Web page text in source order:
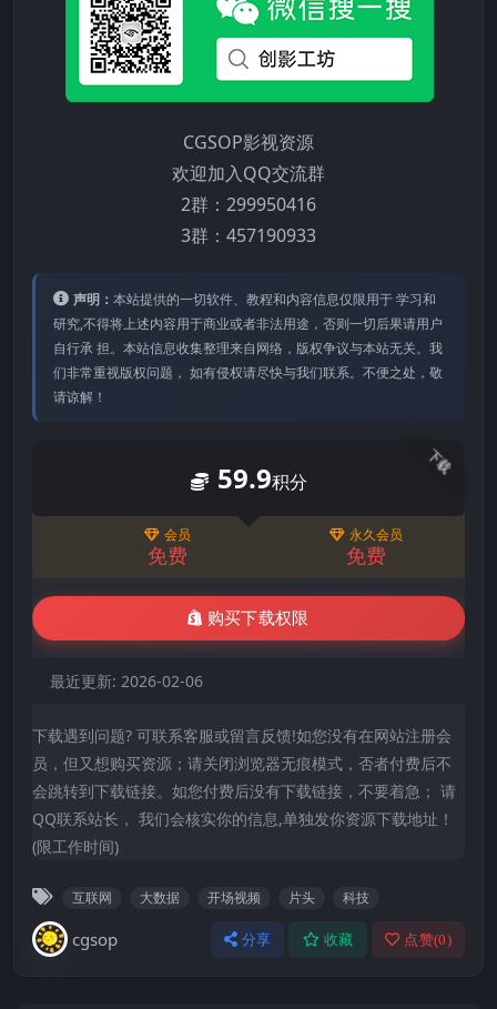
CGSOP影视资源
欢迎加入QQ交流群
2群：299950416
3群：457190933
声明： 本站提供的⼀切软件、教程和内容信息仅限⽤于 学习和
研究,不得将上述内容⽤于商业或者⾮法⽤途，否则⼀切后果请⽤户
⾃⾏承 担。本站信息收集整理来⾃⽹络，版权争议与本站⽆关。我
们⾮常重视版权问题， 如有侵权请尽快与我们联系。不便之处，敬
请谅解！
下载
59.9积分
会员
免费
永久会员
免费
购买下载权限
最近更新: 2026-02-06
下载遇到问题? 可联系客服或留言反馈!如您没有在网站注册会
员，但又想购买资源；请关闭浏览器无痕模式，否者付费后不
会跳转到下载链接。如您付费后没有下载链接，不要着急； 请
QQ联系站长， 我们会核实你的信息,单独发你资源下载地址！
(限工作时间)
互联网 大数据 开场视频 片头 科技
cgsop 分享 收藏 点赞(0)